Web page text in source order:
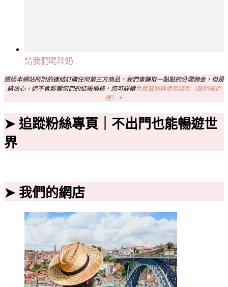
請我們喝珍奶
透過本網站所附的連結訂購任何第三方商品，我們會賺取一點點的分潤佣金，但是
請放心，這不會影響您們的結帳價格。您可詳讀免責聲明與使用條款（聲明按這
裡）
。
➤ 追蹤粉絲專頁｜不出門也能暢遊世
界
➤ 我們的網店